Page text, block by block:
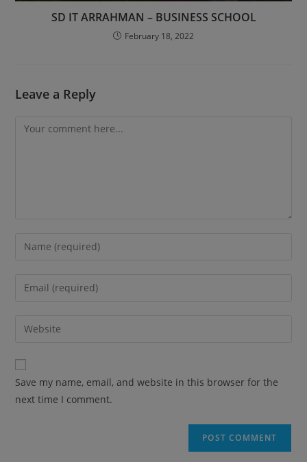
SD IT ARRAHMAN – BUSINESS SCHOOL
February 18, 2022
Leave a Reply
Save my name, email, and website in this browser for the
next time I comment.